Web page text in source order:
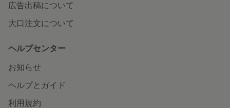
広告出稿について
大口注文について
ヘルプセンター
お知らせ
ヘルプとガイド
利用規約